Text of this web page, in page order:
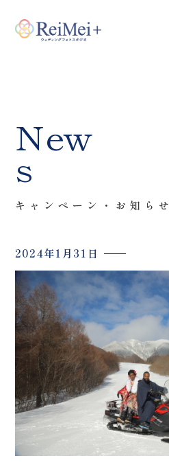
来店のご予約
Costume
衣装
About us
フォトレタッチ
Studio
スタジオ紹介
会社案内
プライバシーポリシー
New
s
キャンペーン・お知らせ
2024年1月31日